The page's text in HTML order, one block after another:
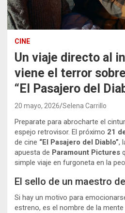
CINE
Un viaje directo al
viene el terror
“El Pasajero del
20 mayo, 2026 Selena Carrillo
Preparate para abrocharte el
espejo retrovisor. El próximo 21
de cine “El Pasajero del Diablo”,
apuesta de Paramount Pictures
simple viaje en furgoneta en la
El sello de un maestro
Si hay un motivo para
estreno, es el nombre de la